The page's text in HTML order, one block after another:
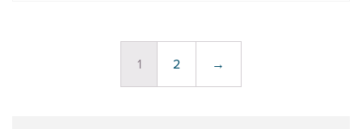
1 2 →